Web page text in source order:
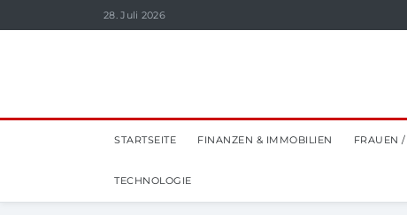
28. Juli 2026
STARTSEITE FINANZEN & IMMOBILIEN FRAUEN
TECHNOLOGIE